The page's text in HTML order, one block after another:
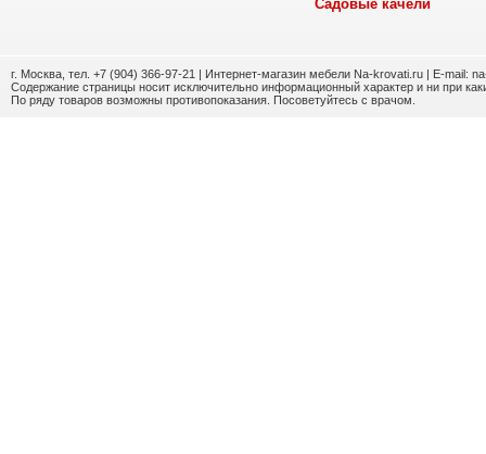
Садовые качели
г. Москва, тел. +7 (904) 366-97-21 | Интернет-магазин мебели Na-krovati.ru | E-mail:
Содержание страницы носит исключительно информационный характер и ни при
По ряду товаров возможны противопоказания. Посоветуйтесь с врачом.